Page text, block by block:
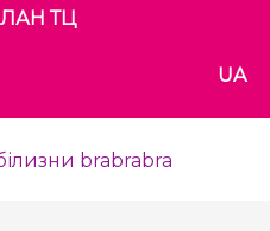
ТЦ
UA
brabrabra